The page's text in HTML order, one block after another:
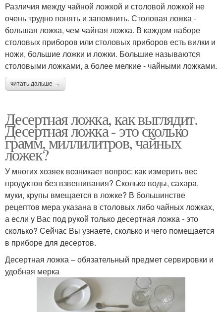
Различия между чайной ложкой и столовой ложкой не
очень трудно понять и запомнить. Столовая ложка -
большая ложка, чем чайная ложка. В каждом наборе
столовых приборов или столовых приборов есть вилки и
ножи, большие ложки и ложки. Большие называются
столовыми ложками, а более мелкие - чайными ложками.
читать дальше →
Десертная ложка, как выглядит.
Десертная ложка - это сколько
грамм, миллилитров, чайных
ложек?
У многих хозяек возникает вопрос: как измерить вес
продуктов без взвешивания? Сколько воды, сахара,
муки, крупы вмещается в ложке? В большинстве
рецептов мера указана в столовых либо чайных ложках,
а если у Вас под рукой только десертная ложка - это
сколько? Сейчас Вы узнаете, сколько и чего помещается
в приборе для десертов.
Десертная ложка – обязательный предмет сервировки и
удобная мерка